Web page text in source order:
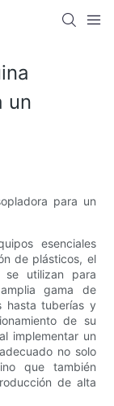
un
para un
esenciales
de plásticos, el
se utilizan para
gama de
hasta tuberías y
de su
implementar un
no solo
que también
de alta